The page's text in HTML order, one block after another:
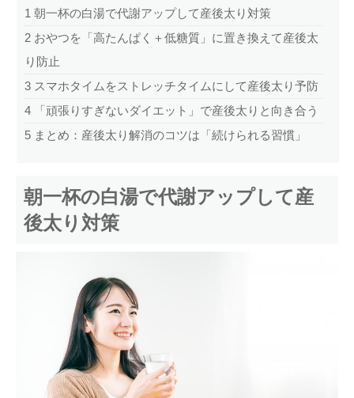
1 朝一杯の白湯で代謝アップして産後太り対策
2 おやつを「高たんぱく＋低糖質」に置き換えて産後太
り防止
3 スマホタイムをストレッチタイムにして産後太り予防
4 「頑張りすぎないダイエット」で産後太りと向き合う
5 まとめ：産後太り解消のコツは「続けられる習慣」
朝一杯の白湯で代謝アップして産
後太り対策